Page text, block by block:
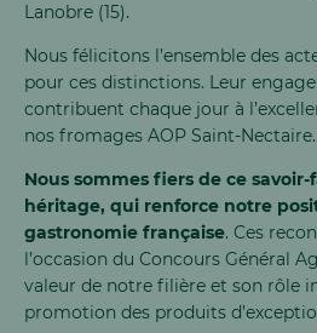
Lanobre (15).
Nous félicitons l’ensemble des
pour ces distinctions. Leur
contribuent chaque jour à
nos fromages AOP Saint-Nectaire.
Nous sommes fiers de ce
héritage, qui renforce notre
gastronomie française. Ces
l’occasion du Concours Général
valeur de notre filière et son rôle
promotion des produits